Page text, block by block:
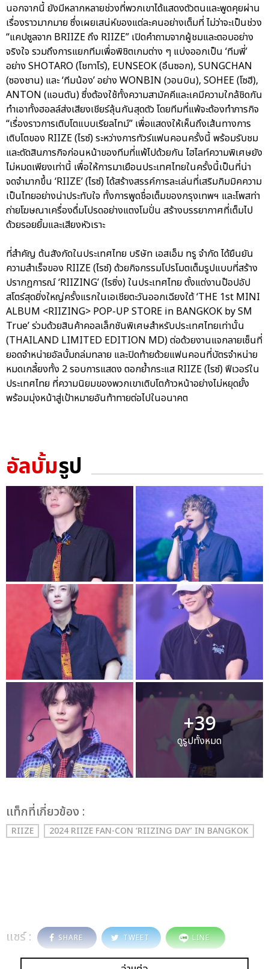
นอกจากนี้ ยังมีหลากหลายช่วงที่พวกเขาได้แสดงตัวตนและพูดคุยผ่าน
เรื่องราวมากมาย ซึ่งเผยเสน่ห์ของแต่ละคนอย่างเต็มที่ ไม่ว่าจะเป็นช่วง
“แคปซูลจาก BRIIZE ถึง RIIZE” เปิดคำถามจากผู้ชมและตอบอย่าง
จริงใจ รวมถึงการแยกทีมเพื่อพิชิตเกมต่าง ๆ แบ่งออกเป็น ‘ทีมพี่’
อย่าง SHOTARO (โชทาโร่), EUNSEOK (อึนซอก), SUNGCHAN
(ซองชาน) และ ‘ทีมน้อง’ อย่าง WONBIN (วอนบิน), SOHEE (โซฮี),
ANTON (แอนตัน) ซึ่งต้องใช้ทั้งความสามัคคีและเคมีความใกล้ชิดกัน
ทำเอาทั้งฮอลล์ส่งเสียงเชียร์ลุ้นกันสุดตัว โดยทีมที่แพ้จะต้องทำภารกิจ
“เรื่องราวการเติบโตแบบเรียลไทม์” เพื่อแสดงให้เห็นถึงเส้นทางการ
เติบโตของ RIIZE (ไรซ์) ระหว่างการทัวร์แฟนคอนครั้งนี้ พร้อมรับชม
และตัดสินภารกิจก่อนหน้าของทีมที่แพ้ไปด้วยกัน ไฮไลท์ความพิเศษยัง
ไม่หมดเพียงเท่านี้ เพื่อให้การมาเยือนประเทศไทยในครั้งนี้เป็นที่น่า
จดจำมากขึ้น ‘RIIZE’ (ไรซ์) ได้สร้างสรรค์การละเล่นที่เสริมกิมมิคความ
เป็นไทยอย่างน่าประทับใจ ทั้งการพูดชื่อเต็มของกรุงเทพฯ และโพสท่า
ถ่ายโฆษณาเครื่องดื่มโปรดอย่างแตงโมปั่น สร้างบรรยากาศที่เต็มไป
ด้วยรอยยิ้มและเสียงหัวเราะ
ที่สำคัญ ต้นสังกัดในประเทศไทย บริษัท เอสเอ็ม ทรู จำกัด ได้ยืนยัน
ความสำเร็จของ RIIZE (ไรซ์) ด้วยกิจกรรมโปรโมตเต็มรูปแบบที่สร้าง
ปรากฏการณ์ ‘RIIZING’ (ไรซิ่ง) ในประเทศไทย ตั้งแต่งานป๊อปอัป
สโตร์สุดยิ่งใหญ่ครั้งแรกในเอเชียตะวันออกเฉียงใต้ ‘THE 1st MINI
ALBUM <RIIZING> POP-UP STORE in BANGKOK by SM
True’ ร่วมด้วยสินค้าคอลเล็กชันพิเศษสำหรับประเทศไทยเท่านั้น
(THAILAND LIMITED EDITION MD) ต่อด้วยงานแจกลายเซ็นที่
ยอดจำหน่ายอัลบั้มถล่มทลาย และปิดท้ายด้วยแฟนคอนที่บัตรจำหน่าย
หมดเกลี้ยงทั้ง 2 รอบการแสดง ตอกย้ำกระแส RIIZE (ไรซ์) ฟีเวอร์ใน
ประเทศไทย ที่ความนิยมของพวกเขาเติบโตก้าวหน้าอย่างไม่หยุดยั้ง
พร้อมมุ่งหน้าสู่เป้าหมายอันท้าทายต่อไปในอนาคต
อัลบั้มรูป
+39
ดูรูปทั้งหมด
เเท็กที่เกี่ยวข้อง :
RIIZE 2024 RIIZE FAN-CON ‘RIIZING DAY’ IN BANGKOK
แชร์ : SHARE TWEET LINE